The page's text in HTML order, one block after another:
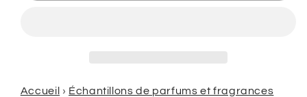
Accueil › Échantillons de parfums et fragrances